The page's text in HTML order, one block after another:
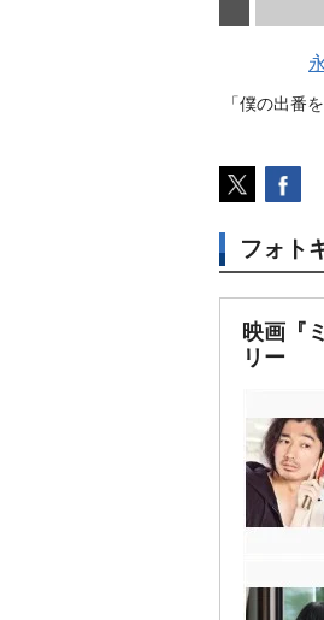
「僕の出番
フォト
映画『
リー